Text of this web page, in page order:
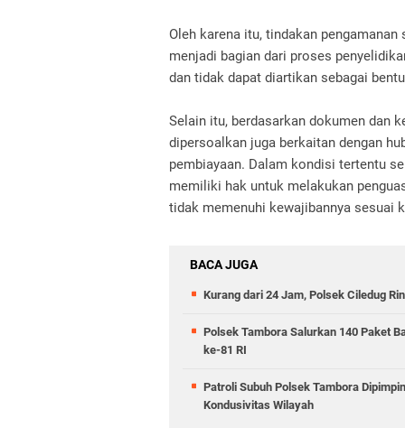
Oleh karena itu, tindakan
menjadi bagian dari proses
dan tidak dapat diartikan sebagai
Selain itu, berdasarkan dokumen dan
dipersoalkan juga berkaitan dengan
pembiayaan. Dalam kondisi tertentu
memiliki hak untuk melakukan
tidak memenuhi kewajibannya sesuai
BACA JUGA
Kurang dari 24 Jam, Polsek Ciledug
Polsek Tambora Salurkan 140 Paket
ke-81 RI
Patroli Subuh Polsek Tambora
Kondusivitas Wilayah